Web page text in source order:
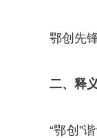
鄂创先
二、释义
“鄂创”谐